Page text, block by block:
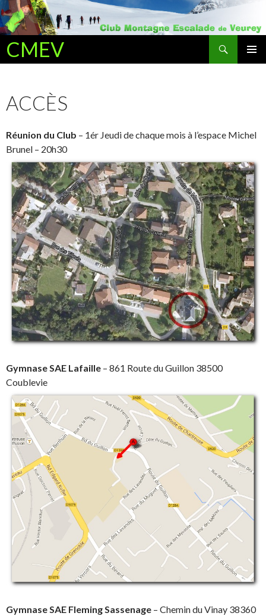
CMEV
Recherche
ALLER AU CONTENU PRINCIPAL
ACCÈS
Réunion du Club – 1ér Jeudi de chaque mois à l’espace Michel
Brunel – 20h30
Gymnase SAE Lafaille – 861 Route du Guillon 38500
Coublevie
Gymnase SAE Fleming Sassenage – Chemin du Vinay 38360